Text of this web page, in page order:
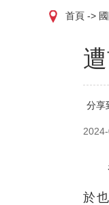
首頁 ->
分享
於